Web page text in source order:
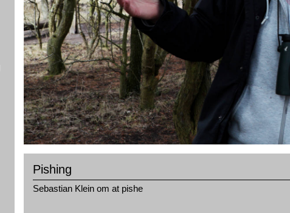
Pishing
Sebastian Klein om at pishe